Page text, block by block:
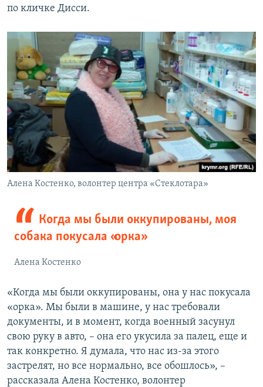
по кличке Дисси.
Алена Костенко, волонтер центра «Стеклотара»
Когда мы были оккупированы, моя
собака покусала «орка»
Алена Костенко
«Когда мы были оккупированы, она у нас покусала
«орка». Мы были в машине, у нас требовали
документы, и в момент, когда военный засунул
свою руку в авто, – она его укусила за палец, еще и
так конкретно. Я думала, что нас из-за этого
застрелят, но все нормально, все обошлось», –
рассказала Алена Костенко, волонтер